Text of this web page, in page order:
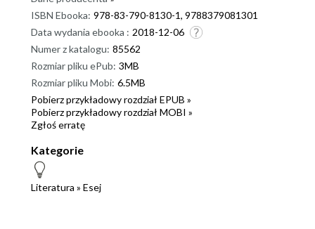
ISBN Ebooka: 978-83-790-8130-1, 9788379081301
Data wydania ebooka : 2018-12-06
Numer z katalogu: 85562
Rozmiar pliku ePub: 3MB
Rozmiar pliku Mobi: 6.5MB
Pobierz przykładowy rozdział EPUB »
Pobierz przykładowy rozdział MOBI »
Zgłoś erratę
Kategorie
Literatura » Esej